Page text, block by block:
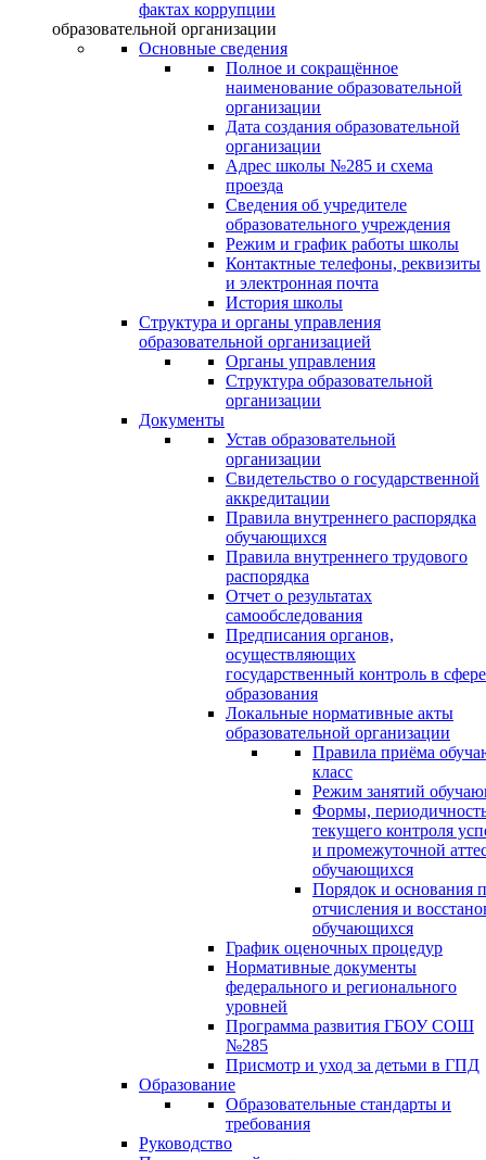
фактах коррупции
образовательной организации
Основные сведения
Полное и сокращённое
наименование образовательной
организации
Дата создания образовательной
организации
Адрес школы №285 и схема
проезда
Сведения об учредителе
образовательного учреждения
Режим и график работы школы
Контактные телефоны, реквизиты
и электронная почта
История школы
Структура и органы управления
образовательной организацией
Органы управления
Структура образовательной
организации
Документы
Устав образовательной
организации
Свидетельство о государственной
аккредитации
Правила внутреннего распорядка
обучающихся
Правила внутреннего трудового
распорядка
Отчет о результатах
самообследования
Предписания органов,
осуществляющих
государственный контроль в сфере
образования
Локальные нормативные акты
образовательной организации
Правила приёма
класс
Режим занятий
Формы,
текущего контроля
и промежуточной
обучающихся
Порядок и основания
отчисления и
обучающихся
График оценочных процедур
Нормативные документы
федерального и регионального
уровней
Программа развития ГБОУ СОШ
№285
Присмотр и уход за детьми в ГПД
Образование
Образовательные стандарты и
требования
Руководство